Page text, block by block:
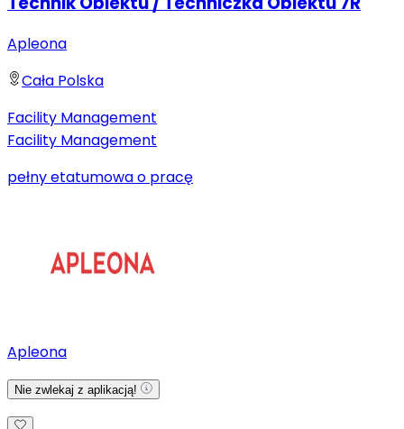
Apleona
Cała Polska
Facility Management
Facility Management
pełny etatumowa o pracę
Apleona
Nie zwlekaj z aplikacją!